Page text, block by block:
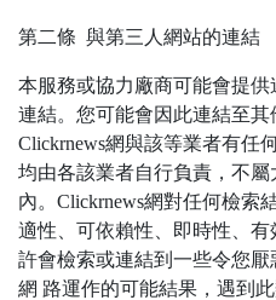
第二條 與第三人網站的連結
本服務或協力廠商可能會提
連結。您可能會因此連結至
Clickrnews網與該等業者有任
均由各該業者自行負責，不
內。Clickrnews網對任何檢索
適性、可依賴性、即時性、
許會檢索或連結到一些令您
網 路運作的可能結果，遇到